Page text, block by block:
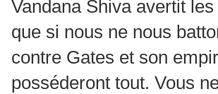
Vandana Shiva avertit
que si nous ne nous
contre Gates et son
posséderont tout. Vous